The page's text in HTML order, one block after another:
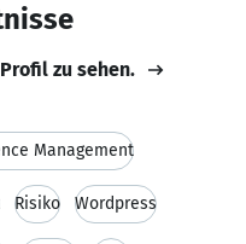
zu sehen.
Management
Risiko Wordpress